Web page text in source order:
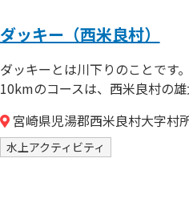
ダッキー（西米良村）
ダッキーとは川下りのことです
10kmのコースは、西米良村の
宮崎県児湯郡西米良村大字村
水上アクティビティ